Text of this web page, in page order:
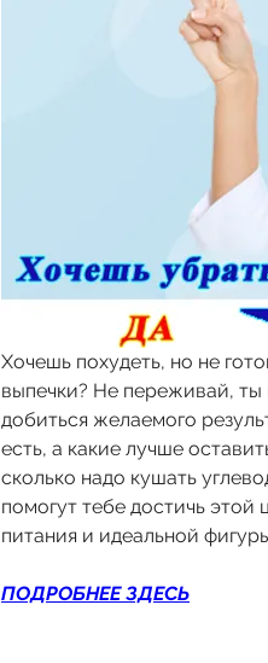
Хочешь похудеть, но не
выпечки? Не переживай,
добиться желаемого
есть, а какие лучше
сколько надо кушать
помогут тебе достичь этой
питания и идеальной
ПОДРОБНЕЕ ЗДЕСЬ